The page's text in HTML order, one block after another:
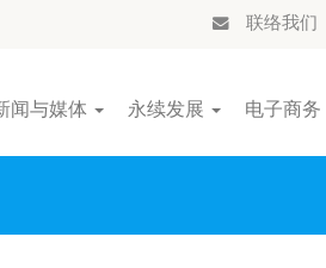
联络我们
闻与媒体 永续发展 电子商务